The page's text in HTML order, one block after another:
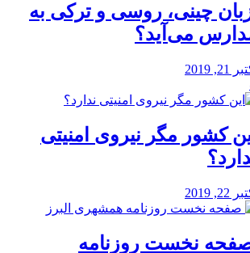
چینی، روسی و ترکی به
می‌آید؟
21, 2019
کشور مگر نیروی امنیتی
22, 2019
نخست روزنامه‌